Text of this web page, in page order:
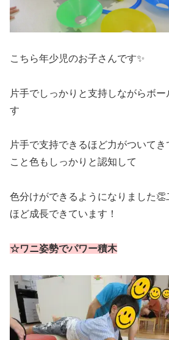
こちら年少児のお子さんです✨
片手でしっかりと支持しながらボ
す
片手で支持できるほど力がついて
こと色もしっかりと認知して
色分けができるようになりました
ほど成長できています！
☆ワニ姿勢でパワー積木